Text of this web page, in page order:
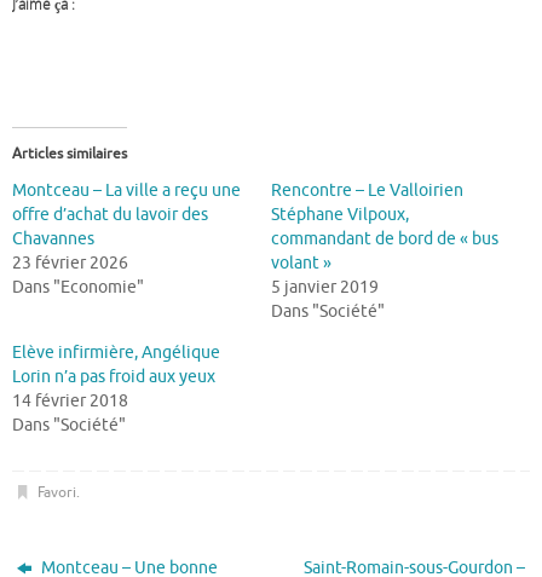
J’aime ça :
Articles similaires
Montceau – La ville a reçu une
offre d’achat du lavoir des
Chavannes
23 février 2026
Dans "Economie"
Rencontre – Le Valloirien
Stéphane Vilpoux,
commandant de bord de « bus
volant »
5 janvier 2019
Dans "Société"
Elève infirmière, Angélique
Lorin n’a pas froid aux yeux
14 février 2018
Dans "Société"
Favori.
Montceau – Une bonne Saint-Romain-sous-Gourdon –